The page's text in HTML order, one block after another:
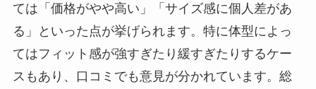
ては「価格がやや高い」「サイズ感に個人差があ
る」といった点が挙げられます。特に体型によっ
てはフィット感が強すぎたり緩すぎたりするケー
スもあり、口コミでも意見が分かれています。総